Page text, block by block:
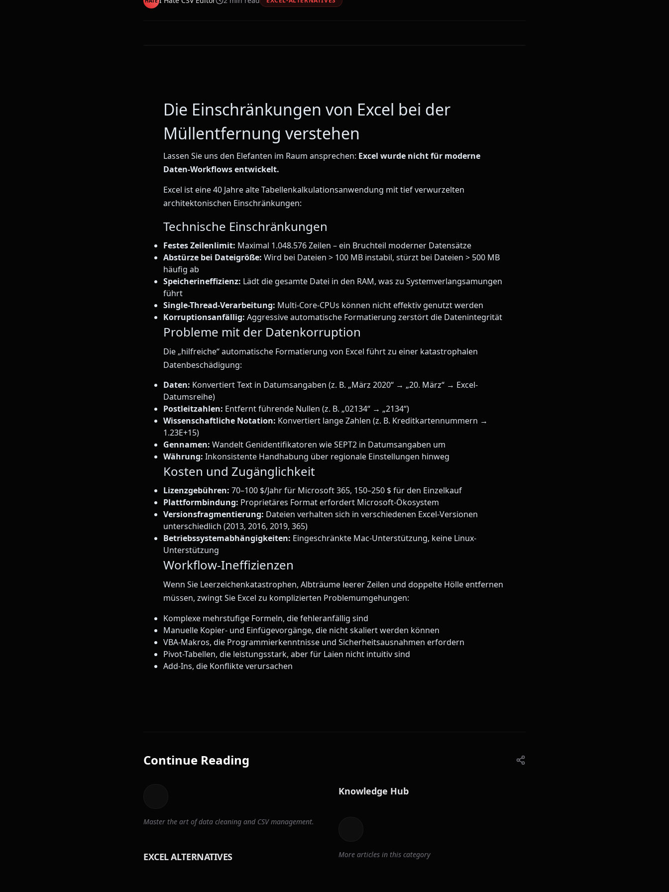
Die Einschränkungen von Excel bei der
Müllentfernung verstehen
Lassen Sie uns den Elefanten im Raum ansprechen: Excel wurde nicht für moderne
Daten-Workflows entwickelt.
Excel ist eine 40 Jahre alte Tabellenkalkulationsanwendung mit tief verwurzelten
architektonischen Einschränkungen:
Technische Einschränkungen
Festes Zeilenlimit: Maximal 1.048.576 Zeilen – ein Bruchteil moderner Datensätze
Abstürze bei Dateigröße: Wird bei Dateien > 100 MB instabil, stürzt bei Dateien > 500 MB
häufig ab
Speicherineffizienz: Lädt die gesamte Datei in den RAM, was zu Systemverlangsamungen
führt
Single-Thread-Verarbeitung: Multi-Core-CPUs können nicht effektiv genutzt werden
Korruptionsanfällig: Aggressive automatische Formatierung zerstört die Datenintegrität
Probleme mit der Datenkorruption
Die „hilfreiche“ automatische Formatierung von Excel führt zu einer katastrophalen
Datenbeschädigung:
Daten: Konvertiert Text in Datumsangaben (z. B. „März 2020“ → „20. März“ → Excel-
Datumsreihe)
Postleitzahlen: Entfernt führende Nullen (z. B. „02134“ → „2134“)
Wissenschaftliche Notation: Konvertiert lange Zahlen (z. B. Kreditkartennummern →
1.23E+15)
Gennamen: Wandelt Genidentifikatoren wie SEPT2 in Datumsangaben um
Währung: Inkonsistente Handhabung über regionale Einstellungen hinweg
Kosten und Zugänglichkeit
Lizenzgebühren: 70–100 $/Jahr für Microsoft 365, 150–250 $ für den Einzelkauf
Plattformbindung: Proprietäres Format erfordert Microsoft-Ökosystem
Versionsfragmentierung: Dateien verhalten sich in verschiedenen Excel-Versionen
unterschiedlich (2013, 2016, 2019, 365)
Betriebssystemabhängigkeiten: Eingeschränkte Mac-Unterstützung, keine Linux-
Unterstützung
Workflow-Ineffizienzen
Wenn Sie Leerzeichenkatastrophen, Albträume leerer Zeilen und doppelte Hölle entfernen
müssen, zwingt Sie Excel zu komplizierten Problemumgehungen:
Komplexe mehrstufige Formeln, die fehleranfällig sind
Manuelle Kopier- und Einfügevorgänge, die nicht skaliert werden können
VBA-Makros, die Programmierkenntnisse und Sicherheitsausnahmen erfordern
Pivot-Tabellen, die leistungsstark, aber für Laien nicht intuitiv sind
Add-Ins, die Konflikte verursachen
Continue Reading
Knowledge Hub
Master the art of data cleaning and CSV management.
EXCEL ALTERNATIVES More articles in this category